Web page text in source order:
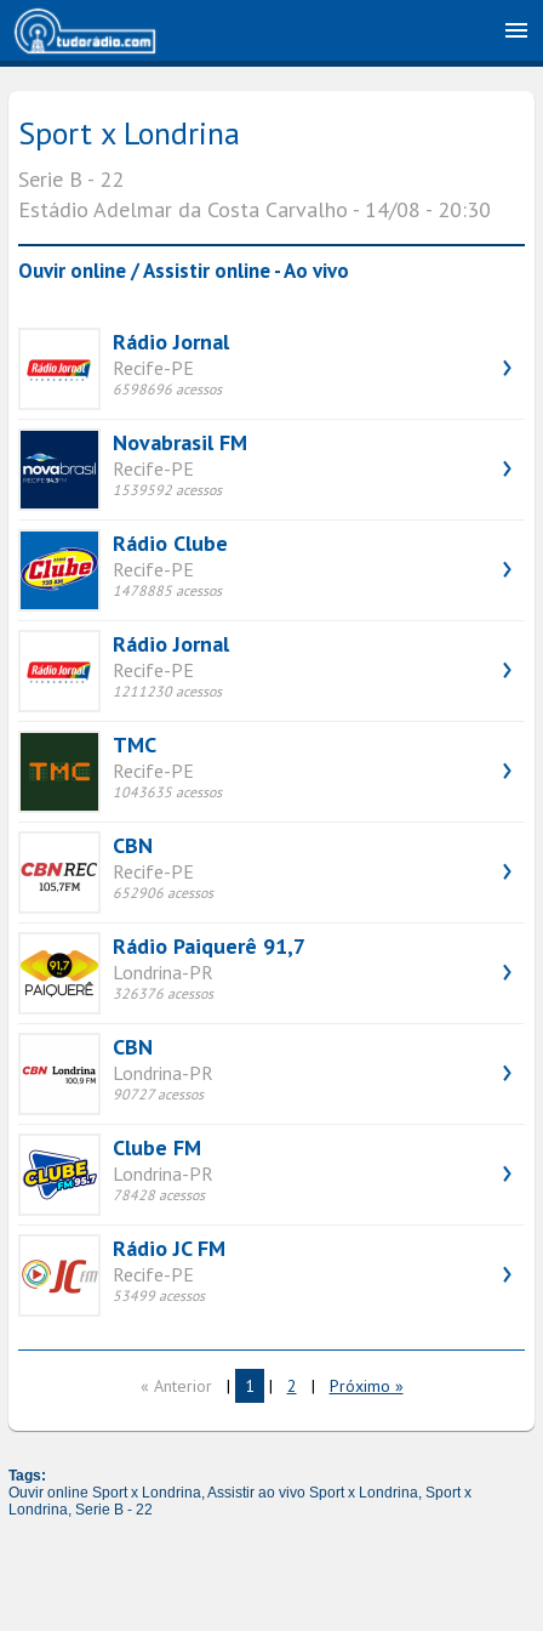
Sport x Londrina
Serie B - 22
Estádio Adelmar da Costa Carvalho - 14/08 - 20:30
Ouvir online / Assistir online - Ao vivo
Rádio Jornal
Recife-PE
6598696 acessos
Novabrasil FM
Recife-PE
1539592 acessos
Rádio Clube
Recife-PE
1478885 acessos
Rádio Jornal
Recife-PE
1211230 acessos
TMC
Recife-PE
1043635 acessos
CBN
Recife-PE
652906 acessos
Rádio Paiquerê 91,7
Londrina-PR
326376 acessos
CBN
Londrina-PR
90727 acessos
Clube FM
Londrina-PR
78428 acessos
Rádio JC FM
Recife-PE
53499 acessos
« Anterior | 1 | 2 | Próximo »
Tags:
Ouvir online Sport x Londrina,Assistir ao vivo Sport x Londrina, Sport x
Londrina, Serie B - 22